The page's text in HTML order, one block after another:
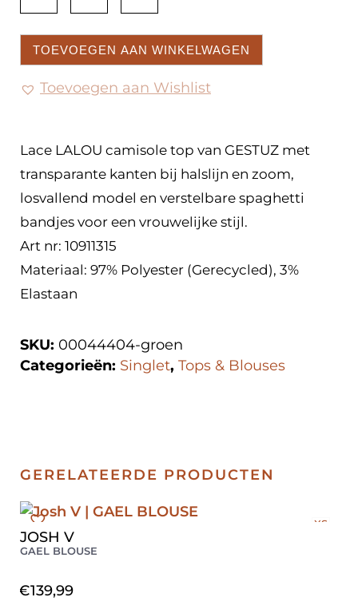
TOEVOEGEN AAN WINKELWAGEN
Toevoegen aan Wishlist
Lace LALOU camisole top van GESTUZ met
transparante kanten bij halslijn en zoom,
losvallend model en verstelbare spaghetti
bandjes voor een vrouwelijke stijl.
Art nr: 10911315
Materiaal: 97% Polyester (Gerecycled), 3%
Elastaan
SKU: 00044404-groen
Categorieën: Singlet, Tops & Blouses
GERELATEERDE PRODUCTEN
JOSH V
GAEL BLOUSE
€139,99
XS